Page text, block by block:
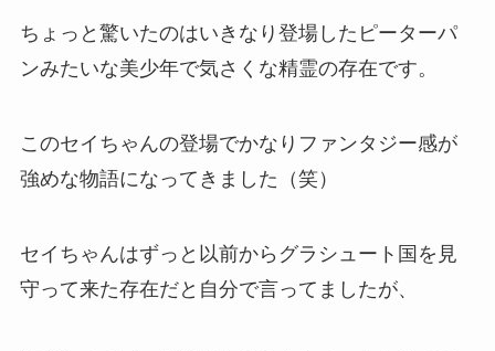
ちょっと驚いたのはいきなり登場したピーターパ
ンみたいな美少年で気さくな精霊の存在です。
このセイちゃんの登場でかなりファンタジー感が
強めな物語になってきました（笑）
セイちゃんはずっと以前からグラシュート国を見
守って来た存在だと自分で言ってましたが、